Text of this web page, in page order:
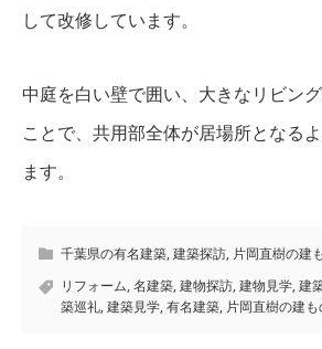
して改修しています。
中庭を白い壁で囲い、大きなリビン
ことで、共用部全体が居場所となる
ます。
千葉県の有名建築,建築探訪, 片岡直樹の建
リフォーム,名建築,建物探訪,建物見学,建
築巡礼,建築見学,有名建築, 片岡直樹の建